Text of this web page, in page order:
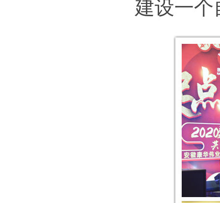
建设一个